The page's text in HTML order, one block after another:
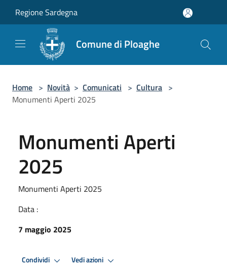
Regione Sardegna
Comune di Ploaghe
Home > Novità > Comunicati > Cultura >
Monumenti Aperti 2025
Monumenti Aperti
2025
Monumenti Aperti 2025
Data :
7 maggio 2025
Condividi Vedi azioni